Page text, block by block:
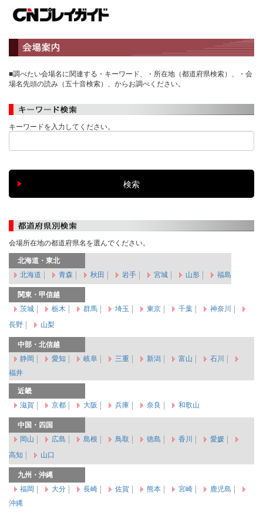
■調べたい会場名に関連する・キーワード、・所在地（都道府県検索）、・会
場名先頭の読み（五十音検索）、からお調べください。
キーワードを入力してください。
会場所在地の都道府県名を選んでください。
北海道・東北
北海道
青森 秋田 岩手 宮城 山形 福島
関東・甲信越
茨城
栃木 群馬 埼玉 東京 千葉
神奈川
長野
山梨
中部・北信越
静岡
愛知 岐阜 三重 新潟 富山
石川
福井
近畿
滋賀
京都 大阪 兵庫 奈良 和歌山
中国・四国
岡山
広島 島根 鳥取 徳島 香川
愛媛
高知
山口
九州・沖縄
福岡
大分 長崎 佐賀 熊本 宮崎
鹿児島
沖縄